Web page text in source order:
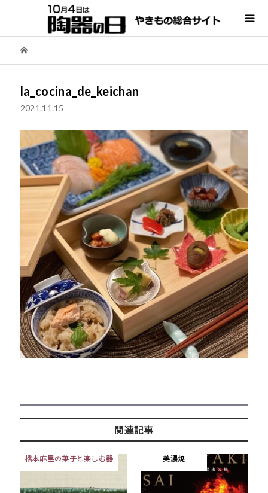
la_cocina_de_keichan
2021.11.15
関連記事
橋本麻里の菓子と楽しむ器 美濃焼